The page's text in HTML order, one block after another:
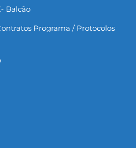
Balcão
Programa / Protocolos